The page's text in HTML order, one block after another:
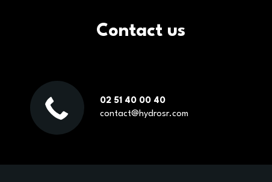
Contact us
02 51 40 00 40
contact@hydrosr.com